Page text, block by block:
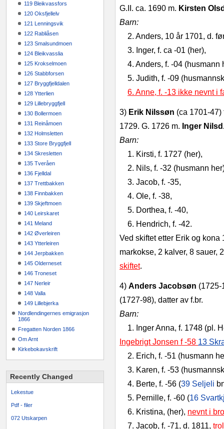
119 Bleikvassfors
120 Oksfjellelv
121 Lenningsvik
122 Rabliåsen
123 Smalsundmoen
124 Bleikvasslia
125 Krokselmoen
126 Stabbforsen
127 Bryggfjelldalen
128 Ytterlien
129 Lillebryggfjell
130 Bollermoen
131 Reinåmoen
132 Holmsletten
133 Store Bryggfjell
134 Skresletten
135 Tveråen
136 Fjelldal
137 Trettbakken
138 Finnbakken
139 Skjeftmoen
140 Leirskaret
141 Meland
142 Øverleiren
143 Ytterleiren
144 Jerpbakken
145 Olderneset
146 Troneset
147 Nerleir
148 Valla
149 Lillebjerka
Nordlendingernes emigrasjon
1866
Fregatten Norden 1866
Om Arnt
Kirkebokavskrift
Recently Changed
Lekestue
Pdf - filer
072 Utskarpen
G.II. ca. 1690 m. Kirsten
Barn:
2. Anders, 10 år 1701, d.
3. Inger, f. ca ‑01 (her),
4. Anders, f. ‑04 (husmann
5. Judith, f. ‑09
6. Anne, f. -13 ikke nevnt i
3) Erik Nilssøn (ca
1729. G. 1726 m. Inger
Barn:
1. Kirsti, f. 1727 (her),
2. Nils, f. ‑32 (husmann
3. Jacob, f. ‑35,
4. Ole, f. ‑38,
5. Dorthea, f. ‑40,
6. Hendrich, f. ‑42.
Ved skiftet etter Erik og kona
markok­se, 2 kalver, 8 sauer,
skiftet.
4) Anders Jacobsøn
(1727‑98), datter av f.br.
Barn:
1. Inger Anna, f. 1748 (pl.
Ingebrigt Jonsen f -58 13
2. Erich, f. ‑51 (husmann
3. Karen, f. ‑53
4. Berte, f. ‑56 (39 Seljeli
5. Pernille, f. ‑60 (16
6. Kristina, (her), nevnt i
7. Jacob, f. ‑71, d. 1811,